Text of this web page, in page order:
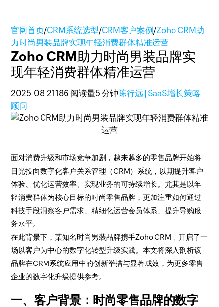
官网首页/CRM系统选型/CRM客户案例/Zoho CRM助
力时尚男装品牌实现年轻消费群体精准运营
Zoho CRM助力时尚男装品牌实
现年轻消费群体精准运营
2025-08-21186 阅读量5 分钟陈行远 | SaaS增长策略
顾问
面对消费升级和市场竞争加剧，越来越多的零售品牌开始将
目光投向数字化客户关系管理（CRM）系统，以期提升客户
体验、优化运营效率、实现业务的可持续增长。尤其是以年
轻消费群体为核心目标的时尚零售品牌，更加注重如何通过
科技手段洞察客户需求、精细化运营会员体系、提升导购服
务水平。
在此背景下，某知名时尚男装品牌携手Zoho CRM，开启了一
场以客户为中心的数字化转型升级实践。本文将深入剖析该
品牌在CRM系统应用中的创新举措与显著成效，为更多零售
企业的数字化升级提供参考。
一、客户背景：时尚零售品牌的数字